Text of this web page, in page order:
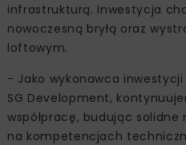
infrastrukturą. Inwestycja
nowoczesną bryłą oraz
loftowym.
- Jako wykonawca inwestycji
SG Development,
współpracę, budując
na kompetencjach